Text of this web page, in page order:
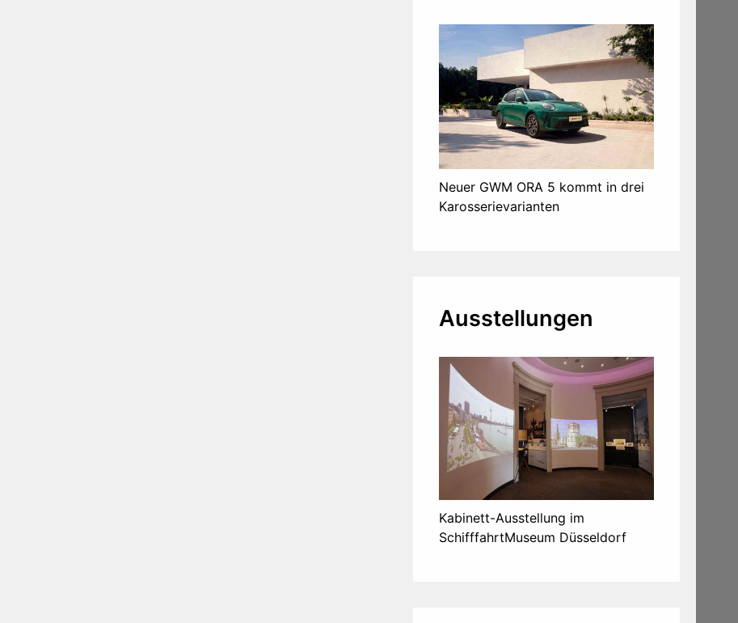
Neuer GWM ORA 5 kommt in drei
Karosserievarianten
Ausstellungen
Kabinett-Ausstellung im
SchifffahrtMuseum Düsseldorf